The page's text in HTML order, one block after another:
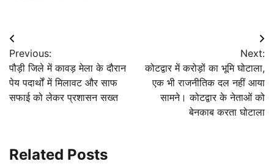
Post
navigation
Previous:
पौड़ी जिले में कावड़ मेला के दौरान
पेय पदार्थों में मिलावट और साफ
सफाई को लेकर प्रशासन सख्त
Next:
कोटद्वार में करोड़ों का भूमि घोटाला,
एक भी राजनीतिक दल नहीं आया
सामने। कोटद्वार के नेताओं को
बेनकाब करता घोटाला
Related Posts